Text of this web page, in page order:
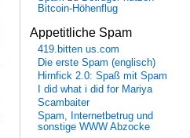
Bitcoin-Höhenflug
Appetitliche Spam
419.bitten us.com
Die erste Spam (englisch)
Hirnfick 2.0: Spaß mit Spam
I did what i did for Mariya
Scambaiter
Spam, Internetbetrug und
sonstige WWW Abzocke